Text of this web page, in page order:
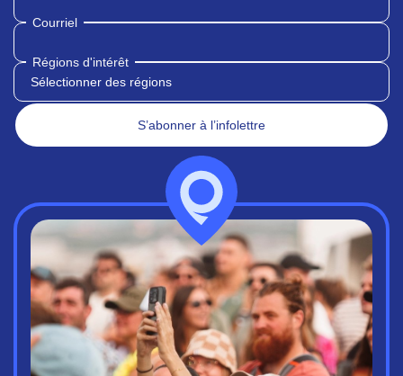
Courriel
Régions d'intérêt
Sélectionner des régions
S’abonner à l’infolettre